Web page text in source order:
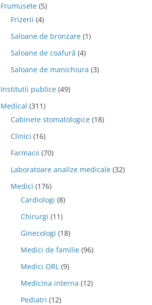
Frumusete (5)
Frizerii (4)
Saloane de bronzare (1)
Saloane de coafură (4)
Saloane de manichiura (3)
Institutii publice (49)
Medical (311)
Cabinete stomatologice (18)
Clinici (16)
Farmacii (70)
Laboratoare analize medicale (32)
Medici (176)
Cardiologi (8)
Chirurgi (11)
Ginecologi (18)
Medici de familie (96)
Medici ORL (9)
Medicina interna (12)
Pediatri (12)